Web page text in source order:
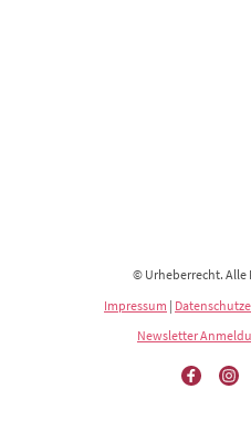
© Urheberrecht. Alle
Impressum |
Newsletter